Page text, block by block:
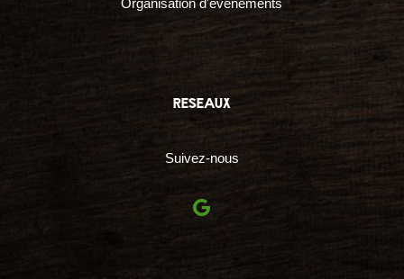
Organisation d'évènements
reseaux
Suivez-nous